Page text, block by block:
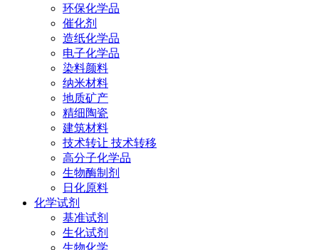
环保化学品
催化剂
造纸化学品
电子化学品
染料颜料
纳米材料
地质矿产
精细陶瓷
建筑材料
技术转让 技术转移
高分子化学品
生物酶制剂
日化原料
化学试剂
基准试剂
生化试剂
生物化学